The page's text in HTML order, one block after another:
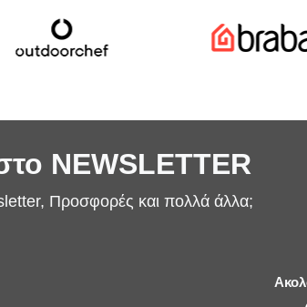
NEWSLETTER
Προσφορές και πολλά άλλα;